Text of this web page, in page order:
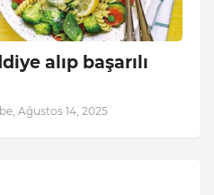
alıp başarılı
Ağustos 14, 2025